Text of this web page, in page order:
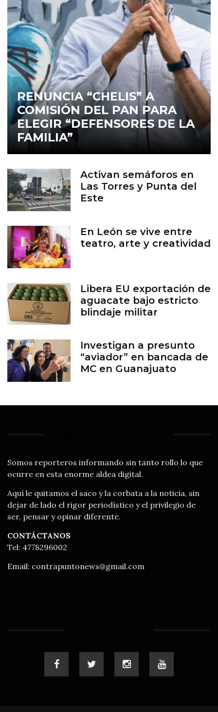
RENUNCIA “CHELIS” A
COMISIÓN DEL PAN PARA
ELEGIR “DEFENSORES DE LA
FAMILIA”
Activan semáforos en
Las Torres y Punta del
Este
En León se vive entre
teatro, arte y creatividad
Libera EU exportación de
aguacate bajo estricto
blindaje militar
Investigan a presunto
“aviador” en bancada de
MC en Guanajuato
Somos reporteros informando sin tanto rollo lo que
ocurre en esta enorme aldea digital.
Aquí le quitamos el saco y la corbata a la noticia, sin
dejar de lado el rigor periodístico y el privilegio de
ser, pensar y opinar diferente.
CONTÁCTANOS
Tel: 4778296002
Email: contrapuntonews@gmail.com